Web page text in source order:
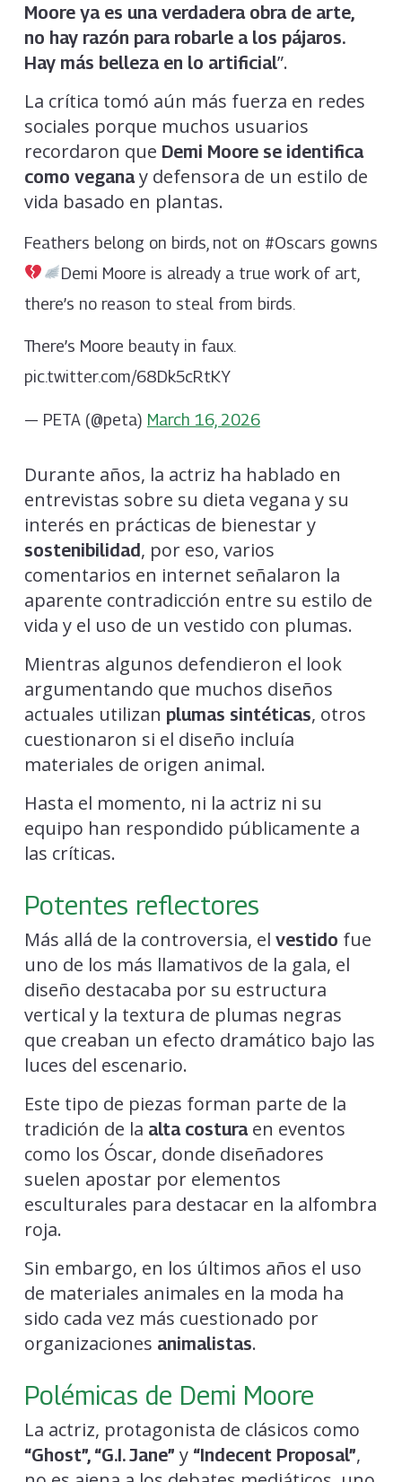
Moore ya es una verdadera obra de arte,
no hay razón para robarle a los pájaros.
Hay más belleza en lo artificial”.
La crítica tomó aún más fuerza en redes
sociales porque muchos usuarios
recordaron que Demi Moore se identifica
como veganay defensora de un estilo de
vida basado en plantas.
Feathers belong on birds, not on #Oscars gowns
Demi Moore is already a true work of art,
there’s no reason to steal from birds.
There’s Moore beauty in faux.
pic.twitter.com/68Dk5cRtKY
— PETA (@peta) March 16, 2026
Durante años, la actriz ha hablado en
entrevistas sobre su dieta vegana y su
interés en prácticas de bienestar y
sostenibilidad, por eso, varios
comentarios en internet señalaron la
aparente contradicción entre su estilo de
vida y el uso de un vestido con plumas.
Mientras algunos defendieron el look
argumentando que muchos diseños
actuales utilizan plumas sintéticas, otros
cuestionaron si el diseño incluía
materiales de origen animal.
Hasta el momento, ni la actriz ni su
equipo han respondido públicamente a
las críticas.
Potentes reflectores
Más allá de la controversia, el vestido fue
uno de los más llamativos de la gala, el
diseño destacaba por su estructura
vertical y la textura de plumas negras
que creaban un efecto dramático bajo las
luces del escenario.
Este tipo de piezas forman parte de la
tradición de la alta costuraen eventos
como los Óscar, donde diseñadores
suelen apostar por elementos
esculturales para destacar en la alfombra
roja.
Sin embargo, en los últimos años el uso
de materiales animales en la moda ha
sido cada vez más cuestionado por
organizaciones animalistas.
Polémicas de Demi Moore
La actriz, protagonista de clásicos como
“Ghost”, “G.I. Jane” y“Indecent Proposal”,